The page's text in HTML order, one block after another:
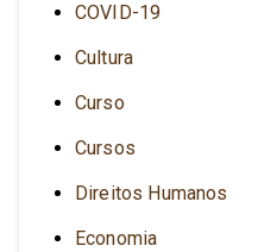
COVID-19
Cultura
Curso
Cursos
Direitos Humanos
Economia